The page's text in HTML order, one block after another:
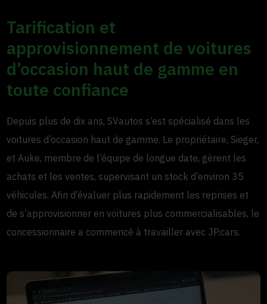
Tarification et
approvisionnement de voitures
d’occasion haut de gamme en
toute confiance
Depuis plus de dix ans, SVautos s’est spécialisé dans les
voitures d’occasion haut de gamme. Le propriétaire, Sieger,
et Auke, membre de l’équipe de longue date, gèrent les
achats et les ventes, supervisant un stock d’environ 35
véhicules. Afin d’évaluer plus rapidement les reprises et
de s’approvisionner en voitures plus commercialisables, le
concessionnaire a commencé à travailler avec JP.cars.